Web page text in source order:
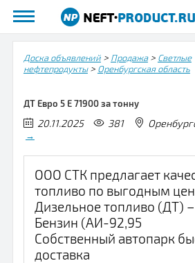
Доска объявлений> Продажа> Светлые
нефтепродукты> Оренбургская область
ДТ Евро 5 Е 71900 за тонну
20.11.2025 381
→
ООО СТК предлагает
топливо по выгодным
Дизельное топливо (ДТ)
Бензин (АИ-92,95
Собственный автопарк
доставка